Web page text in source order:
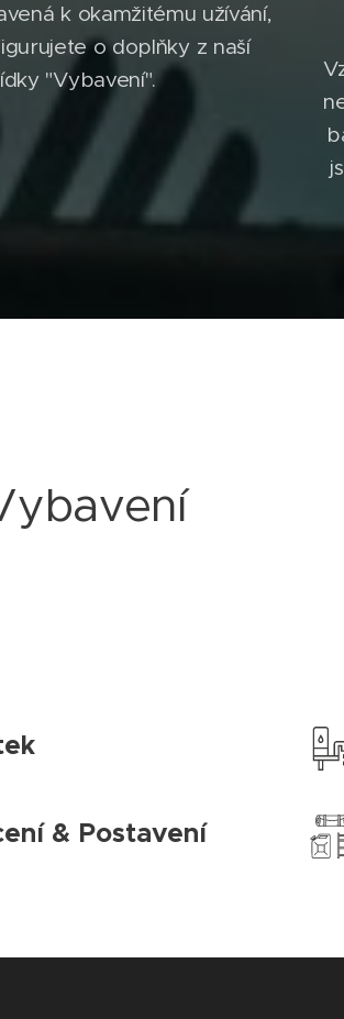
k okamžitému užívání,
o doplňky z naší
"Vybavení".
& Postavení